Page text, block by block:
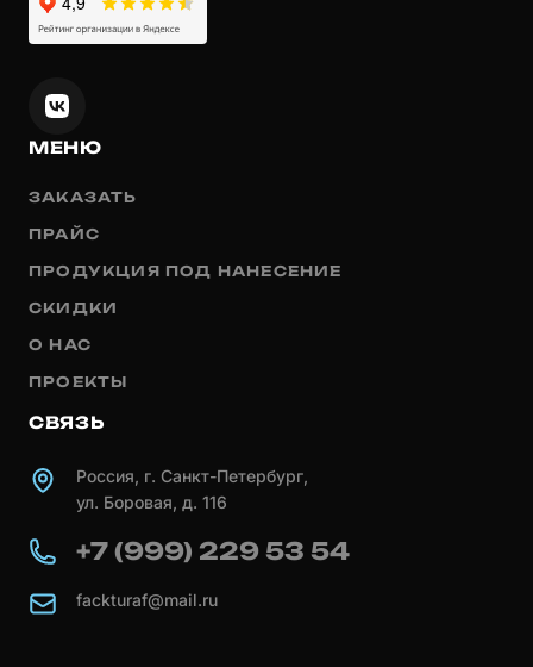
МЕНЮ
ЗАКАЗАТЬ
ПРАЙС
ПРОДУКЦИЯ ПОД НАНЕСЕНИЕ
СКИДКИ
О НАС
ПРОЕКТЫ
СВЯЗЬ
Россия, г. Санкт-Петербург,
ул. Боровая, д. 116
+7 (999) 229 53 54
fackturaf@mail.ru